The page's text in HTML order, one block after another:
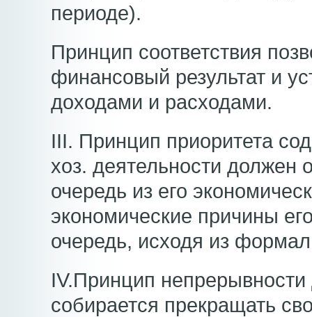
периоде).
Принцип соответствия
финансовый результат и
доходами и расходами.
III. Принцип приоритета
хоз. деятельности должен
очередь из его
экономические причины
очередь, исходя из
IV.Принцип непрерывности
собирается прекращать